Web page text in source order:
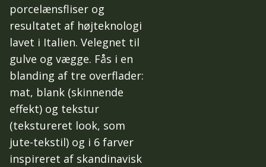
porcelænsfliser og
resultatet af højteknologi
lavet i Italien. Velegnet til
gulve og vægge. Fås i en
blanding af tre overflader:
mat, blank (skinnende
effekt) og tekstur
(tekstureret look, som
jute-tekstil) og i 6 farver
inspireret af skandinavisk